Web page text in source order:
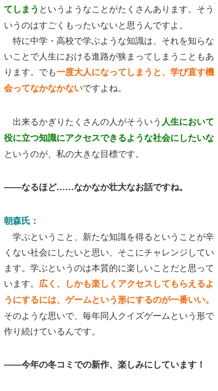
てしまう というようなことがたくさんあります。そう
いうのはすごくもったいないと思うんですよ。
特に中学・高校で学ぶような知識は、それを知らな
いことで人生における進路が狭まってしまうこともあ
ります。でも一度大人になってしまうと、学び直す機
会ってなかなかないですよね。
出来るかぎりたくさんの人がそういう人生において
役に立つ知識にアクセスできるような社会にしたいな
というのが、私の大きな目標です。
――なるほど……なかなか壮大なお話ですね。
朝森氏：
学ぶということ、新たな知識を得るということが辛
くない社会にしたいと思い、そこにチャレンジしてい
ます。学ぶというのは本質的に楽しいことだと思って
います。 広く、しかも楽しくアクセスしてもらえるよ
うにするには、ゲームという形にするのが一番いい。
そのような思いで、毎年同人クイズゲームという形で
作り続けているんです。
――今年の冬コミでの新作、楽しみにしています！